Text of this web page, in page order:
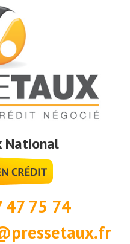
National
47 75 74